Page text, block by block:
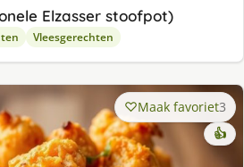
Elzasser stoofpot)
Vleesgerechten
Maak favoriet3
👍